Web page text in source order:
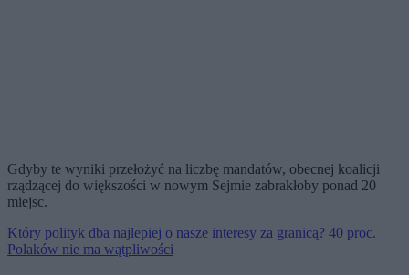
Gdyby te wyniki przełożyć na liczbę mandatów, obecnej koalicji
rządzącej do większości w nowym Sejmie zabrakłoby ponad 20
miejsc.
Który polityk dba najlepiej o nasze interesy za granicą? 40 proc.
Polaków nie ma wątpliwości